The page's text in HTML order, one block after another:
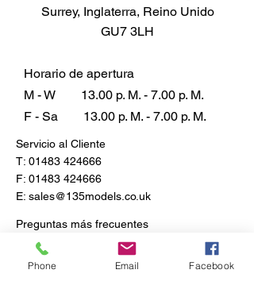
rendimiento y una conducción
sencilla, se mantuvo en el
1970.
hoy una de las Vespa preferidas
por los coleccionistas y
aficionados del famoso fabricante
italiano de vehículos de dos
ruedas.
Surrey, Inglaterra, Reino Unido
GU7 3LH
Horario de apertura
M - W
13.00 p. M. - 7.00 p. M.
F - Sa
13.00 p. M. - 7.00 p. M.
Servicio al Cliente
T: 01483 424666
F: 01483 424666
E: sales@135models.co.uk
Preguntas más frecuentes
Envío y devoluciones
Política de la tienda
Phone Email Facebook